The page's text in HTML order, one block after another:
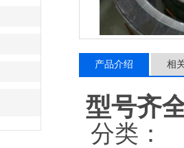
产品介绍 相
型号齐
分类：